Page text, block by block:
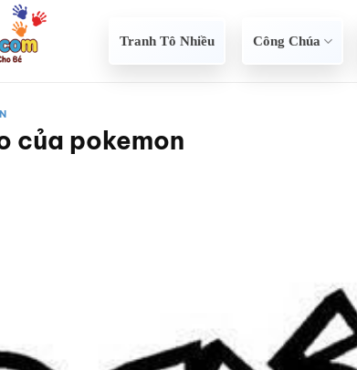
Tranh Tô Nhiều Công Chúa
của pokemon